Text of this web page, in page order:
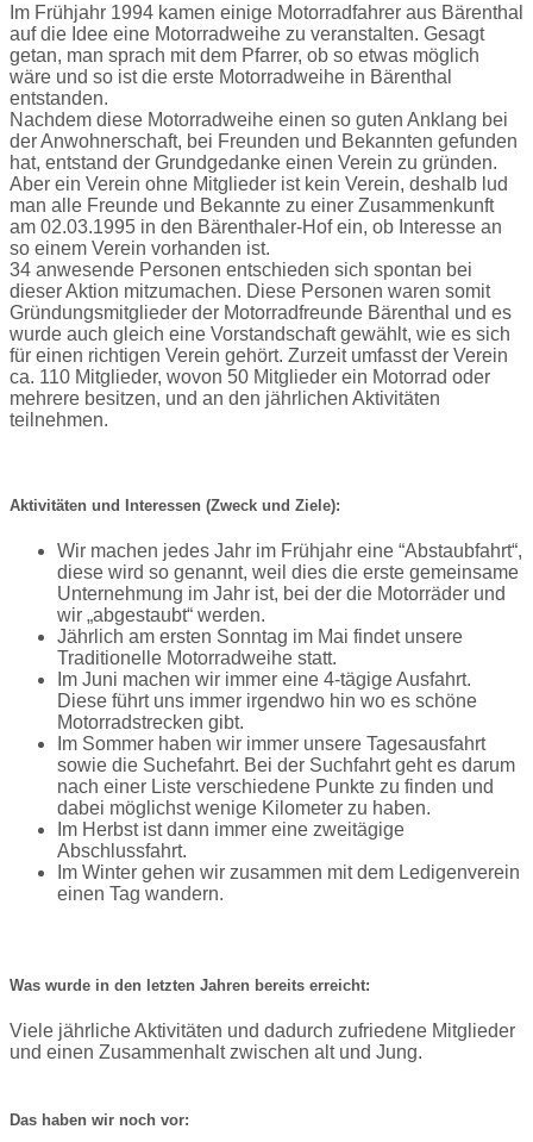
Im Frühjahr 1994 kamen einige Motorradfahrer aus Bärenthal
auf die Idee eine Motorradweihe zu veranstalten. Gesagt
getan, man sprach mit dem Pfarrer, ob so etwas möglich
wäre und so ist die erste Motorradweihe in Bärenthal
entstanden.
Nachdem diese Motorradweihe einen so guten Anklang bei
der Anwohnerschaft, bei Freunden und Bekannten gefunden
hat, entstand der Grundgedanke einen Verein zu gründen.
Aber ein Verein ohne Mitglieder ist kein Verein, deshalb lud
man alle Freunde und Bekannte zu einer Zusammenkunft
am 02.03.1995 in den Bärenthaler-Hof ein, ob Interesse an
so einem Verein vorhanden ist.
34 anwesende Personen entschieden sich spontan bei
dieser Aktion mitzumachen. Diese Personen waren somit
Gründungsmitglieder der Motorradfreunde Bärenthal und es
wurde auch gleich eine Vorstandschaft gewählt, wie es sich
für einen richtigen Verein gehört. Zurzeit umfasst der Verein
ca. 110 Mitglieder, wovon 50 Mitglieder ein Motorrad oder
mehrere besitzen, und an den jährlichen Aktivitäten
teilnehmen.
Aktivitäten und Interessen (Zweck und Ziele):
Wir machen jedes Jahr im Frühjahr eine “Abstaubfahrt“,
diese wird so genannt, weil dies die erste gemeinsame
Unternehmung im Jahr ist, bei der die Motorräder und
wir „abgestaubt“ werden.
Jährlich am ersten Sonntag im Mai findet unsere
Traditionelle Motorradweihe statt.
Im Juni machen wir immer eine 4-tägige Ausfahrt.
Diese führt uns immer irgendwo hin wo es schöne
Motorradstrecken gibt.
Im Sommer haben wir immer unsere Tagesausfahrt
sowie die Suchefahrt. Bei der Suchfahrt geht es darum
nach einer Liste verschiedene Punkte zu finden und
dabei möglichst wenige Kilometer zu haben.
Im Herbst ist dann immer eine zweitägige
Abschlussfahrt.
Im Winter gehen wir zusammen mit dem Ledigenverein
einen Tag wandern.
Was wurde in den letzten Jahren bereits erreicht:
Viele jährliche Aktivitäten und dadurch zufriedene Mitglieder
und einen Zusammenhalt zwischen alt und Jung.
Das haben wir noch vor: